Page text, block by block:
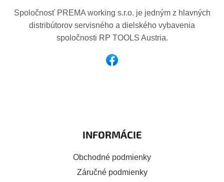
Spoločnosť PREMA working s.r.o. je jedným z hlavných
distribútorov servisného a dielského vybavenia
spoločnosti RP TOOLS Austria.
INFORMÁCIE
Obchodné podmienky
Záručné podmienky